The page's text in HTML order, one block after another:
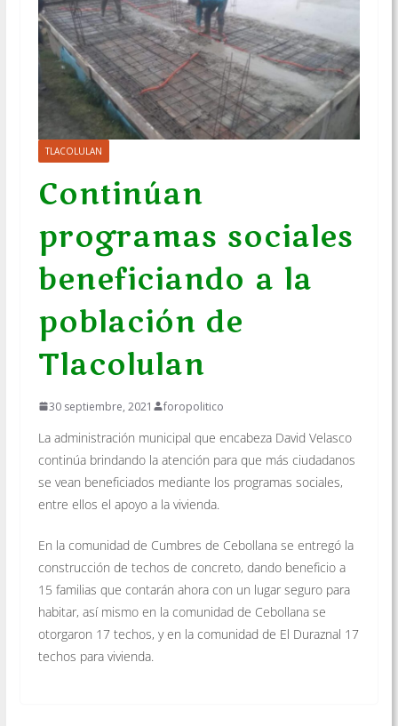
TLACOLULAN
Continúan
programas sociales
beneficiando a la
población de
Tlacolulan
30 septiembre, 2021 foropolitico
La administración municipal que encabeza David Velasco
continúa brindando la atención para que más ciudadanos
se vean beneficiados mediante los programas sociales,
entre ellos el apoyo a la vivienda.
En la comunidad de Cumbres de Cebollana se entregó la
construcción de techos de concreto, dando beneficio a
15 familias que contarán ahora con un lugar seguro para
habitar, así mismo en la comunidad de Cebollana se
otorgaron 17 techos, y en la comunidad de El Duraznal 17
techos para vivienda.